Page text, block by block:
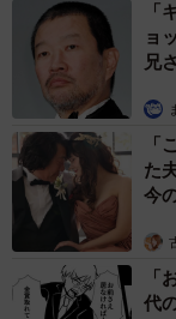
「
ョ
兄
「
た
今
「
代